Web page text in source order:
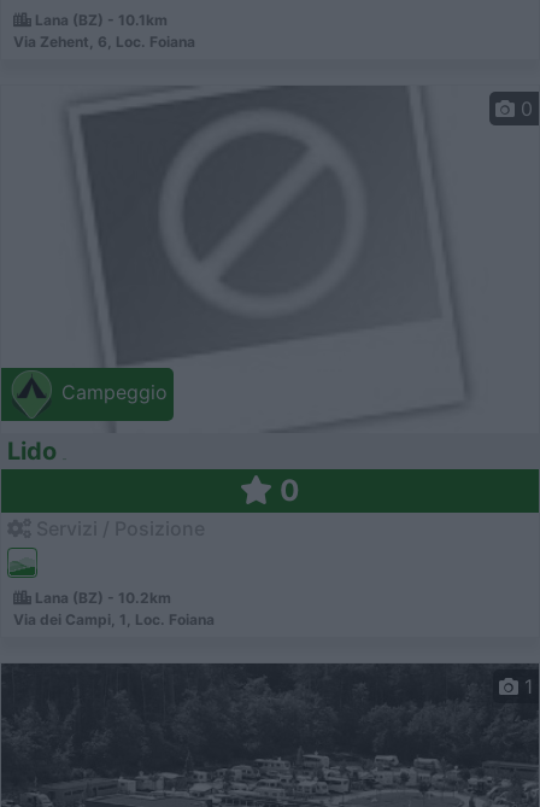
Lana (BZ) - 10.1km
Via Zehent, 6, Loc. Foiana
Campeggio
0
Lido
0
Lana (BZ) - 10.2km
Via dei Campi, 1, Loc. Foiana
1